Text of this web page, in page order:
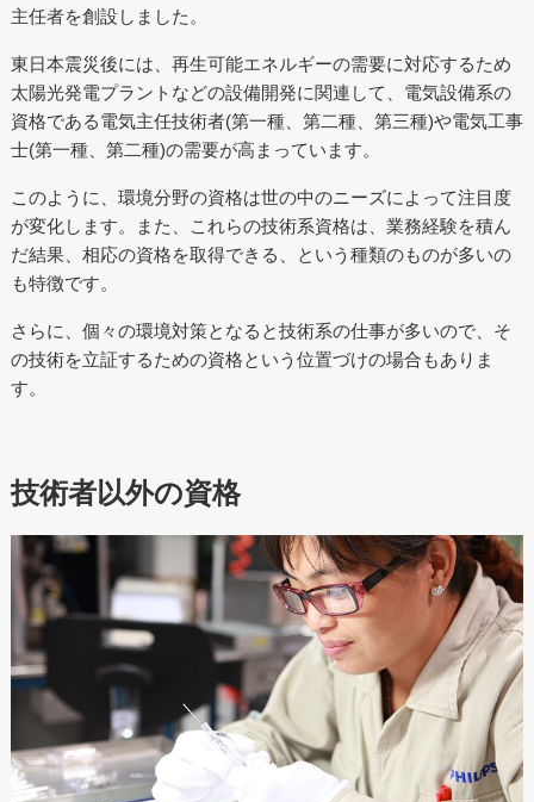
主任者を創設しました。
東日本震災後には、再生可能エネルギーの需要に対応するため
太陽光発電プラントなどの設備開発に関連して、電気設備系の
資格である電気主任技術者(第一種、第二種、第三種)や電気工事
士(第一種、第二種)の需要が高まっています。
このように、環境分野の資格は世の中のニーズによって注目度
が変化します。また、これらの技術系資格は、業務経験を積ん
だ結果、相応の資格を取得できる、という種類のものが多いの
も特徴です。
さらに、個々の環境対策となると技術系の仕事が多いので、そ
の技術を立証するための資格という位置づけの場合もありま
す。
技術者以外の資格